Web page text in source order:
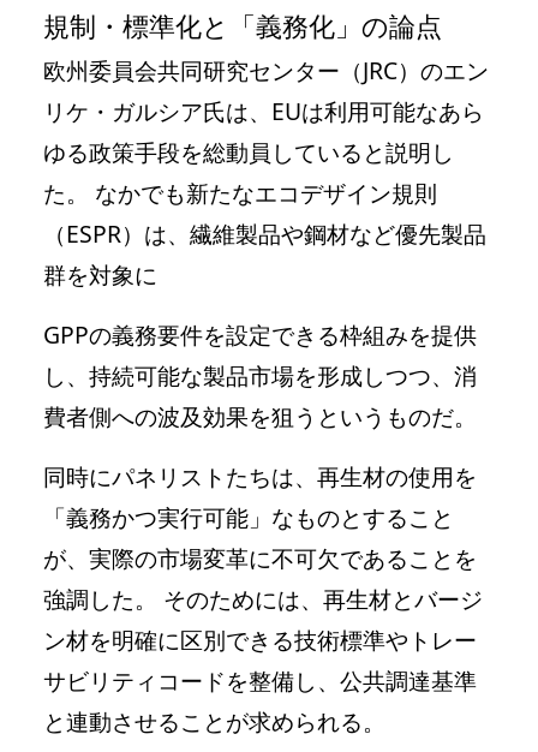
規制・標準化と「義務化」の論点
欧州委員会共同研究センター（JRC）のエン
リケ・ガルシア氏は、EUは利用可能なあら
ゆる政策手段を総動員していると説明し
た。 なかでも新たなエコデザイン規則
（ESPR）は、繊維製品や鋼材など優先製品
群を対象に
GPPの義務要件を設定できる枠組みを提供
し、持続可能な製品市場を形成しつつ、消
費者側への波及効果を狙うというものだ。
同時にパネリストたちは、再生材の使用を
「義務かつ実行可能」なものとすること
が、実際の市場変革に不可欠であることを
強調した。 そのためには、再生材とバージ
ン材を明確に区別できる技術標準やトレー
サビリティコードを整備し、公共調達基準
と連動させることが求められる。